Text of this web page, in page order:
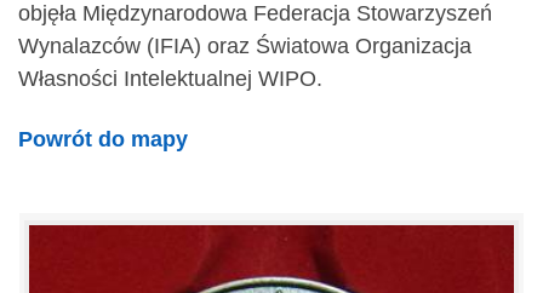
objęła Międzynarodowa Federacja Stowarzyszeń
Wynalazców (IFIA) oraz Światowa Organizacja
Własności Intelektualnej WIPO.
Powrót do mapy